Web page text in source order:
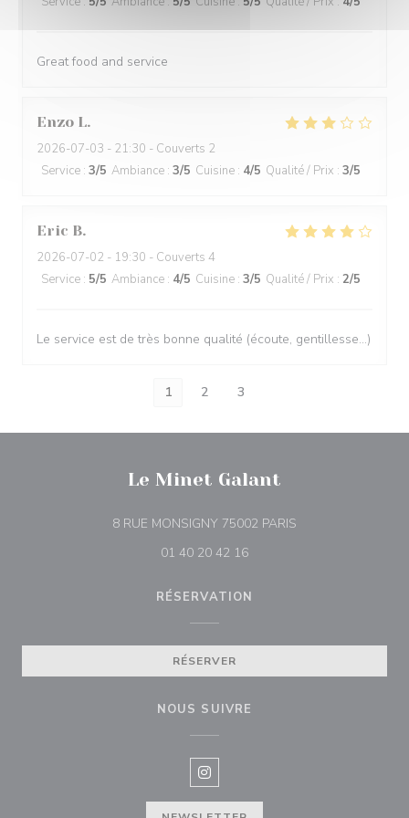
Great food and service
Enzo L
2026-07-03 - 21:30 - Couverts 2
Service : 3/5 Ambiance : 3/5 Cuisine : 4/5 Qualité / Prix : 3/5
Eric B
2026-07-02 - 19:30 - Couverts 4
Service : 5/5 Ambiance : 4/5 Cuisine : 3/5 Qualité / Prix : 2/5
Le service est de très bonne qualité (écoute, gentillesse…)
1 2 3
Le Minet Galant
8 RUE MONSIGNY 75002 PARIS
01 40 20 42 16
RÉSERVATION
RÉSERVER
NOUS SUIVRE
Instagram ((ouvre une nouvelle